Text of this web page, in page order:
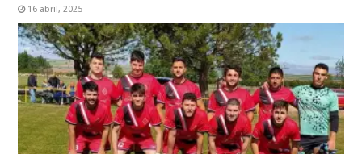
16 abril, 2025